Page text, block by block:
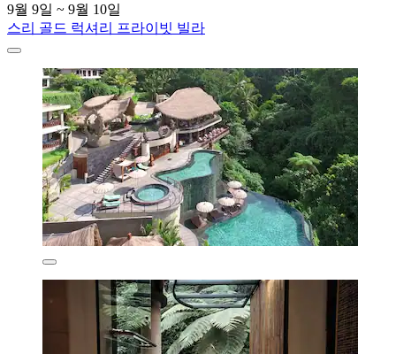
9월 9일 ~ 9월 10일
스리 골드 럭셔리 프라이빗 빌라